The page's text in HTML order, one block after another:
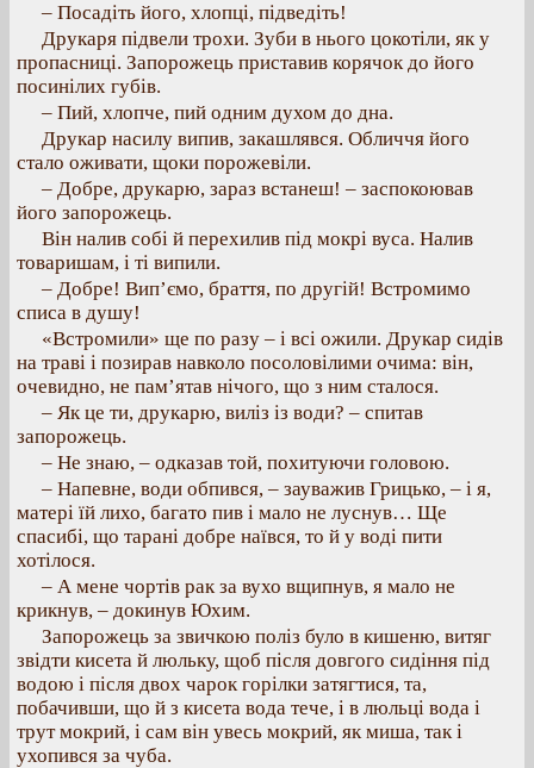
– Посадіть його, хлопці, підведіть!
Друкаря підвели трохи. Зуби в нього цокотіли, як у
пропасниці. Запорожець приставив корячок до його
посинілих губів.
– Пий, хлопче, пий одним духом до дна.
Друкар насилу випив, закашлявся. Обличчя його
стало оживати, щоки порожевіли.
– Добре, друкарю, зараз встанеш! – заспокоював
його запорожець.
Він налив собі й перехилив під мокрі вуса. Налив
товаришам, і ті випили.
– Добре! Вип’ємо, браття, по другій! Встромимо
списа в душу!
«Встромили» ще по разу – і всі ожили. Друкар сидів
на траві і позирав навколо посоловілими очима: він,
очевидно, не пам’ятав нічого, що з ним сталося.
– Як це ти, друкарю, виліз із води? – спитав
запорожець.
– Не знаю, – одказав той, похитуючи головою.
– Напевне, води обпився, – зауважив Грицько, – і я,
матері їй лихо, багато пив і мало не луснув… Ще
спасибі, що тарані добре наївся, то й у воді пити
хотілося.
– А мене чортів рак за вухо вщипнув, я мало не
крикнув, – докинув Юхим.
Запорожець за звичкою поліз було в кишеню, витяг
звідти кисета й люльку, щоб після довгого сидіння під
водою і після двох чарок горілки затягтися, та,
побачивши, що й з кисета вода тече, і в люльці вода і
трут мокрий, і сам він увесь мокрий, як миша, так і
ухопився за чуба.